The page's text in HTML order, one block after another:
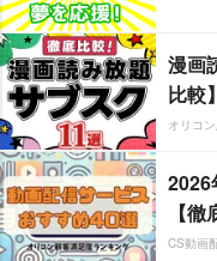
漫画
比較】
オリコ
2026
【徹
CS動画